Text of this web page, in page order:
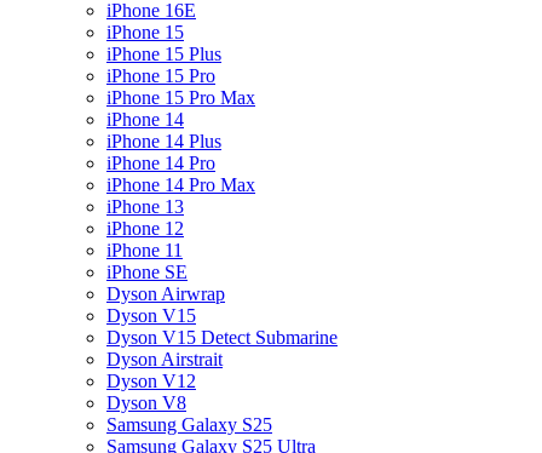
iPhone 16E
iPhone 15
iPhone 15 Plus
iPhone 15 Pro
iPhone 15 Pro Max
iPhone 14
iPhone 14 Plus
iPhone 14 Pro
iPhone 14 Pro Max
iPhone 13
iPhone 12
iPhone 11
iPhone SE
Dyson Airwrap
Dyson V15
Dyson V15 Detect Submarine
Dyson Airstrait
Dyson V12
Dyson V8
Samsung Galaxy S25
Samsung Galaxy S25 Ultra